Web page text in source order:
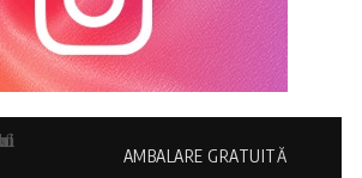
AMBALARE GRATUITĂ